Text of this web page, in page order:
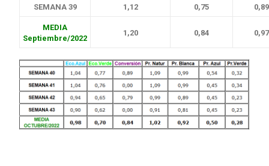
SEMANA 39 1,12 0,75 0,89
MEDIA
Septiembre/2022
1,20 0,84 0,97